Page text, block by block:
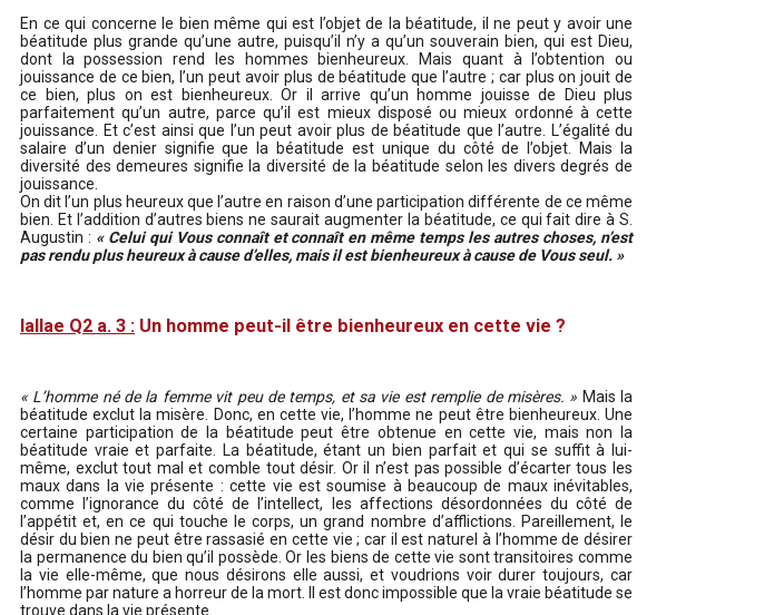
En ce qui concerne le bien même qui est l’objet de la béatitude, il ne peut y avoir une
béatitude plus grande qu’une autre, puisqu’il n’y a qu’un souverain bien, qui est Dieu,
dont la possession rend les hommes bienheureux. Mais quant à l’obtention ou
jouissance de ce bien, l’un peut avoir plus de béatitude que l’autre ; car plus on jouit de
ce bien, plus on est bienheureux. Or il arrive qu’un homme jouisse de Dieu plus
parfaitement qu’un autre, parce qu’il est mieux disposé ou mieux ordonné à cette
jouissance. Et c’est ainsi que l’un peut avoir plus de béatitude que l’autre. L’égalité du
salaire d’un denier signifie que la béatitude est unique du côté de l’objet. Mais la
diversité des demeures signifie la diversité de la béatitude selon les divers degrés de
jouissance.
On dit l’un plus heureux que l’autre en raison d’une participation différente de ce même
bien. Et l’addition d’autres biens ne saurait augmenter la béatitude, ce qui fait dire à S.
Augustin : « Celui qui Vous connaît et connaît en même temps les autres choses, n’est
pas rendu plus heureux à cause d’elles, mais il est bienheureux à cause de Vous seul. »
IaIIae Q2 a. 3 : Un homme peut-il être bienheureux en cette vie ?
« L’homme né de la femme vit peu de temps, et sa vie est remplie de misères. » Mais la
béatitude exclut la misère. Donc, en cette vie, l’homme ne peut être bienheureux. Une
certaine participation de la béatitude peut être obtenue en cette vie, mais non la
béatitude vraie et parfaite. La béatitude, étant un bien parfait et qui se suffit à lui-
même, exclut tout mal et comble tout désir. Or il n’est pas possible d’écarter tous les
maux dans la vie présente : cette vie est soumise à beaucoup de maux inévitables,
comme l’ignorance du côté de l’intellect, les affections désordonnées du côté de
l’appétit et, en ce qui touche le corps, un grand nombre d’afflictions. Pareillement, le
désir du bien ne peut être rassasié en cette vie ; car il est naturel à l’homme de désirer
la permanence du bien qu’il possède. Or les biens de cette vie sont transitoires comme
la vie elle-même, que nous désirons elle aussi, et voudrions voir durer toujours, car
l’homme par nature a horreur de la mort. Il est donc impossible que la vraie béatitude se
trouve dans la vie présente.